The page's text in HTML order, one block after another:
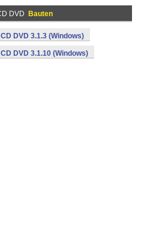
DVD Bauten
DVD 3.1.3 (Windows)
DVD 3.1.10 (Windows)